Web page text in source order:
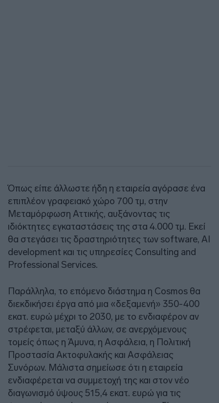
Όπως είπε άλλωστε ήδη η εταιρεία αγόρασε ένα
επιπλέον γραφειακό χώρο 700 τμ, στην
Μεταμόρφωση Αττικής, αυξάνοντας τις
ιδιόκτητες εγκαταστάσεις της στα 4.000 τμ. Εκεί
θα στεγάσει τις δραστηριότητες των software, ΑΙ
development και τις υπηρεσίες Consulting and
Professional Services.
Παράλληλα, το επόμενο διάστημα η Cosmos θα
διεκδικήσει έργα από μια «δεξαμενή» 350-400
εκατ. ευρώ μέχρι το 2030, με το ενδιαφέρον αν
στρέφεται, μεταξύ άλλων, σε ανερχόμενους
τομείς όπως η Άμυνα, η Ασφάλεια, η Πολιτική
Προστασία Ακτοφυλακής και Ασφάλειας
Συνόρων. Μάλιστα σημείωσε ότι η εταιρεία
ενδιαφέρεται να συμμετοχή της και στον νέο
διαγωνισμό ύψους 515,4 εκατ. ευρώ για τις